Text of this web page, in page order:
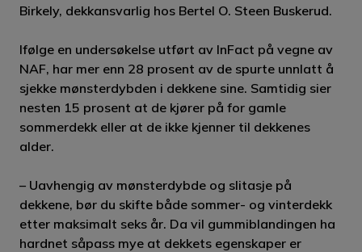
Birkely, dekkansvarlig hos Bertel O. Steen Buskerud.
Ifølge en undersøkelse utført av InFact på vegne av
NAF, har mer enn 28 prosent av de spurte unnlatt å
sjekke mønsterdybden i dekkene sine. Samtidig sier
nesten 15 prosent at de kjører på for gamle
sommerdekk eller at de ikke kjenner til dekkenes
alder.
– Uavhengig av mønsterdybde og slitasje på
dekkene, bør du skifte både sommer- og vinterdekk
etter maksimalt seks år. Da vil gummiblandingen ha
hardnet såpass mye at dekkets egenskaper er